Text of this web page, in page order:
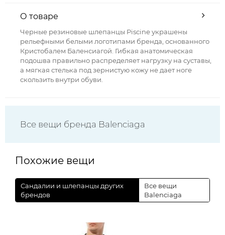
О товаре
Черные резиновые шлепанцы Piscine украшены
рельефными белыми логотипами бренда, основанного
Кристобалем Баленсиагой. Гибкая анатомическая
подошва правильно распределяет нагрузку на суставы,
а мягкая стелька под зернистую кожу не дает ноге
скользить внутри обуви.
Все вещи бренда Balenciaga
Похожие вещи
Сандалии и шлепанцы других
брендов
Все вещи
Balenciaga